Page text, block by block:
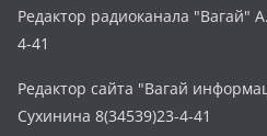
Редактор радиоканала "Вагай"
4-41
Редактор сайта "Вагай
Сухинина 8(34539)23-4-41